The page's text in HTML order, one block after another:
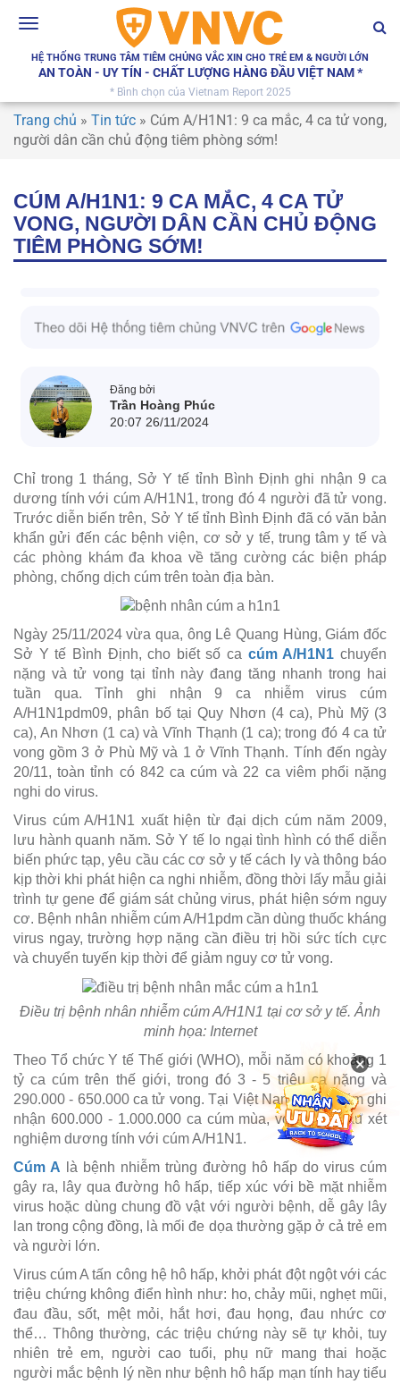
Toggle
HỆ THỐNG TRUNG TÂM TIÊM CHỦNG VẮC XIN CHO TRẺ EM & NGƯỜI LỚN
AN TOÀN - UY TÍN - CHẤT LƯỢNG HÀNG ĐẦU VIỆT NAM *
* Bình chọn của Vietnam Report 2025
Trang chủ » Tin tức » Cúm A/H1N1: 9 ca mắc, 4 ca tử vong,
người dân cần chủ động tiêm phòng sớm!
CÚM A/H1N1: 9 CA MẮC, 4 CA TỬ
VONG, NGƯỜI DÂN CẦN CHỦ ĐỘNG
TIÊM PHÒNG SỚM!
Đăng bởi
Trần Hoàng Phúc
20:07 26/11/2024
Chỉ trong 1 tháng, Sở Y tế tỉnh Bình Định ghi nhận 9 ca
dương tính với cúm A/H1N1, trong đó 4 người đã tử vong.
Trước diễn biến trên, Sở Y tế tỉnh Bình Định đã có văn bản
khẩn gửi đến các bệnh viện, cơ sở y tế, trung tâm y tế và
các phòng khám đa khoa về tăng cường các biện pháp
phòng, chống dịch cúm trên toàn địa bàn.
Ngày 25/11/2024 vừa qua, ông Lê Quang Hùng, Giám đốc
Sở Y tế Bình Định, cho biết số ca cúm A/H1N1 chuyển
nặng và tử vong tại tỉnh này đang tăng nhanh trong hai
tuần qua. Tỉnh ghi nhận 9 ca nhiễm virus cúm
A/H1N1pdm09, phân bố tại Quy Nhơn (4 ca), Phù Mỹ (3
ca), An Nhơn (1 ca) và Vĩnh Thạnh (1 ca); trong đó 4 ca tử
vong gồm 3 ở Phù Mỹ và 1 ở Vĩnh Thạnh. Tính đến ngày
20/11, toàn tỉnh có 842 ca cúm và 22 ca viêm phổi nặng
nghi do virus.
Virus cúm A/H1N1 xuất hiện từ đại dịch cúm năm 2009,
lưu hành quanh năm. Sở Y tế lo ngại tình hình có thể diễn
biến phức tạp, yêu cầu các cơ sở y tế cách ly và thông báo
kịp thời khi phát hiện ca nghi nhiễm, đồng thời lấy mẫu giải
trình tự gene để giám sát chủng virus, phát hiện sớm nguy
cơ. Bệnh nhân nhiễm cúm A/H1pdm cần dùng thuốc kháng
virus ngay, trường hợp nặng cần điều trị hồi sức tích cực
và chuyển tuyến kịp thời để giảm nguy cơ tử vong.
Điều trị bệnh nhân nhiễm cúm A/H1N1 tại cơ sở y tế. Ảnh
minh họa: Internet
Theo Tổ chức Y tế Thế giới (WHO), mỗi năm có khoảng 1
tỷ ca cúm trên thế giới, trong đó 3 - 5 triệu ca nặng và
290.000 - 650.000 ca tử vong. Tại Việt Nam, hàng năm ghi
nhận 600.000 - 1.000.000 ca cúm mùa, với 10% mẫu xét
nghiệm dương tính với cúm A/H1N1.
Cúm A là bệnh nhiễm trùng đường hô hấp do virus cúm
gây ra, lây qua đường hô hấp, tiếp xúc với bề mặt nhiễm
virus hoặc dùng chung đồ vật với người bệnh, dễ gây lây
lan trong cộng đồng, là mối đe dọa thường gặp ở cả trẻ em
và người lớn.
Virus cúm A tấn công hệ hô hấp, khởi phát đột ngột với các
triệu chứng không điển hình như: ho, chảy mũi, nghẹt mũi,
đau đầu, sốt, mệt mỏi, hắt hơi, đau họng, đau nhức cơ
thể… Thông thường, các triệu chứng này sẽ tự khỏi, tuy
nhiên trẻ em, người cao tuổi, phụ nữ mang thai hoặc
người mắc bệnh lý nền như bệnh hô hấp mạn tính hay tiểu
×